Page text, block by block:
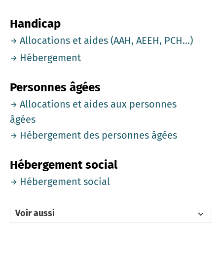
Handicap
Allocations et aides (AAH, AEEH, PCH...)
Hébergement
Personnes âgées
Allocations et aides aux personnes
âgées
Hébergement des personnes âgées
Hébergement social
Hébergement social
Voir aussi